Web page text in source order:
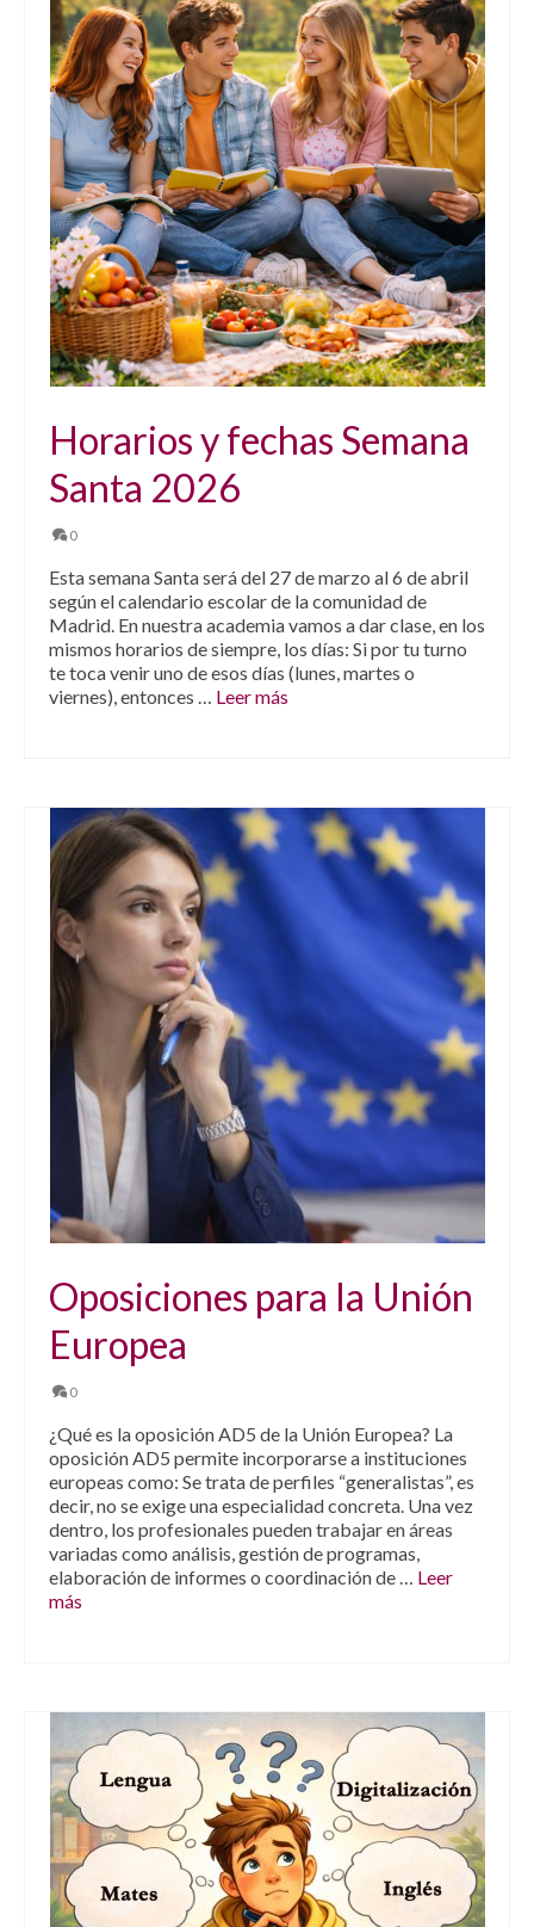
Horarios y fechas Semana
Santa 2026
0
Esta semana Santa será del 27 de marzo al 6 de abril
según el calendario escolar de la comunidad de
Madrid. En nuestra academia vamos a dar clase, en los
mismos horarios de siempre, los días: Si por tu turno
te toca venir uno de esos días (lunes, martes o
viernes), entonces … Leer más
Oposiciones para la Unión
Europea
0
¿Qué es la oposición AD5 de la Unión Europea? La
oposición AD5 permite incorporarse a instituciones
europeas como: Se trata de perfiles “generalistas”, es
decir, no se exige una especialidad concreta. Una vez
dentro, los profesionales pueden trabajar en áreas
variadas como análisis, gestión de programas,
elaboración de informes o coordinación de … Leer
más